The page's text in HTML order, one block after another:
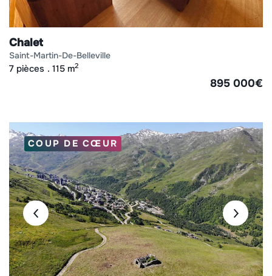
Chalet
saint-martin-de-belleville
7 pièces 115 m2
895 000€
COUP DE CŒUR